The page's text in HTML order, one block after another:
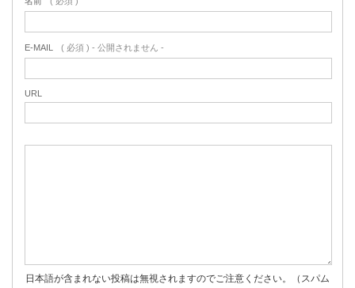
E-MAIL ( 必須 ) - 公開されません -
URL
日本語が含まれない投稿は無視されますのでご注意ください。（スパム